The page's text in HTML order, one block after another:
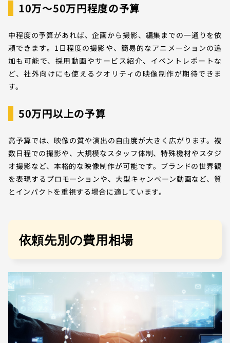
10万〜50万円程度の予算
中程度の予算があれば、企画から撮影、編集までの一通りを依
頼できます。1日程度の撮影や、簡易的なアニメーションの追
加も可能で、採用動画やサービス紹介、イベントレポートな
ど、社外向けにも使えるクオリティの映像制作が期待できま
す。
50万円以上の予算
高予算では、映像の質や演出の自由度が大きく広がります。複
数日程での撮影や、大規模なスタッフ体制、特殊機材やスタジ
オ撮影など、本格的な映像制作が可能です。ブランドの世界観
を表現するプロモーションや、大型キャンペーン動画など、質
とインパクトを重視する場合に適しています。
依頼先別の費用相場